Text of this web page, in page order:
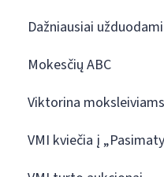
Dažniausiai
Mokesčių ABC
Viktorina moksleiviams
VMI kviečia į